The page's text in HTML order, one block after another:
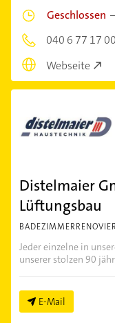
Geschlossen
040 6 77 17 00
Webseite
Distelmaier
Lüftungsbau
Jeder einzelne in
unserer stolzen 90
E-Mail